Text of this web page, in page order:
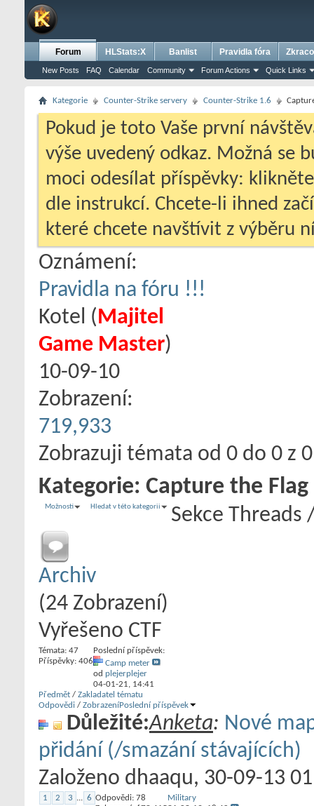
Forum
New Posts FAQ Calendar Community Forum Actions Quick Links
HLStats:X Banlist Pravidla fóra
Kategorie Counter-Strike servery Counter-Strike 1.6
Pokud je toto Vaše první
výše uvedený odkaz. Možná se
moci odesílat příspěvky:
dle instrukcí. Chcete-li ihned
které chcete navštívit z výběru
Oznámení:
Pravidla na fóru !!!
Kotel ‎(Majitel
Game Master)
10-09-10
Zobrazení:
719,933
Zobrazuji témata od 0 do 0 z 0
Kategorie: Capture the Flag
Možnosti Hledat v této kategorii Sekce Threads
Archiv
(24 Zobrazení)
Vyřešeno CTF
Témata: 47
Příspěvky: 406
Poslední příspěvek:
Camp meter
od plejerplejer
04-01-21, 14:41
Předmět / Zakladatel tématu
Odpovědi / ZobrazeníPoslední příspěvek
Důležité:Anketa: Nové
přidání (/smazání stávajících)
Založeno dhaaqu‎, 30-09-13
1 2 3 ... 6 Odpovědi: 78
Military